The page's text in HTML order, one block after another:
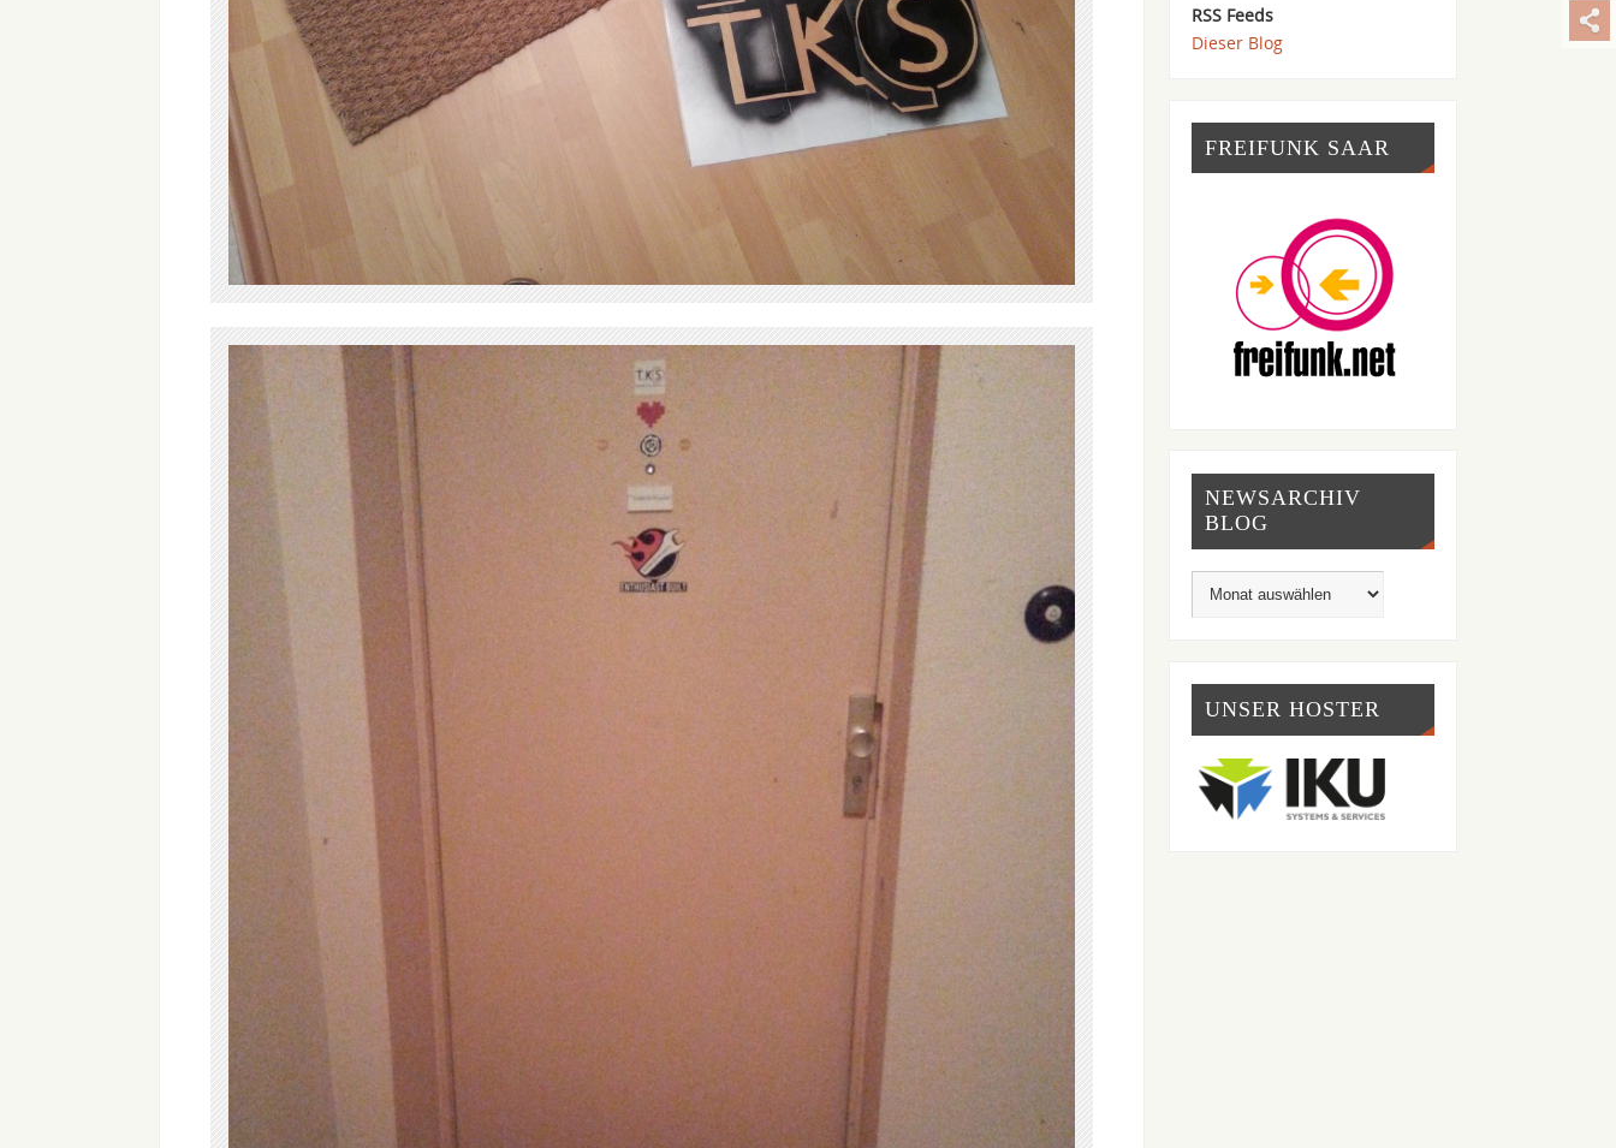
RSS Feeds
Dieser Blog
FREIFUNK SAAR
NEWSARCHIV
BLOG
UNSER HOSTER